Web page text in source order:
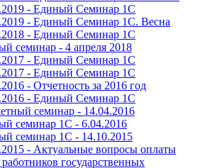
- Единый Семинар 1С
- Единый Семинар 1С. Весна
- Единый Семинар 1С
семинар - 4 апреля 2018
- Единый Семинар 1С
- Единый Семинар 1С
- Отчетность за 2016 год
- Единый Семинар 1С
семинар - 14.04.2016
семинар 1С - 6.04.2016
семинар 1С - 14.10.2015
- Актуальные вопросы оплаты
работников государственных